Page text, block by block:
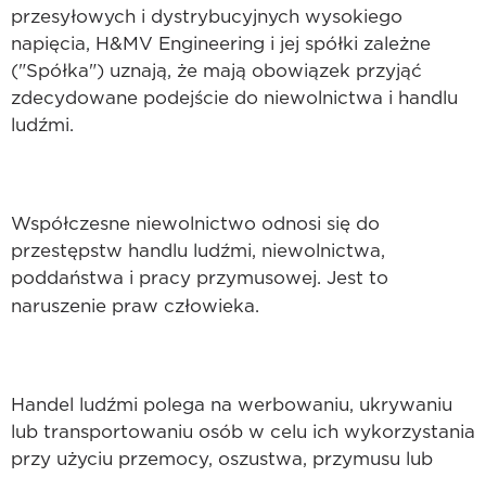
przesyłowych i dystrybucyjnych wysokiego
napięcia, H&MV Engineering i jej spółki zależne
("Spółka") uznają, że mają obowiązek przyjąć
zdecydowane podejście do niewolnictwa i handlu
ludźmi.
Współczesne niewolnictwo odnosi się do
przestępstw handlu ludźmi, niewolnictwa,
poddaństwa i pracy przymusowej. Jest to
naruszenie praw człowieka.
Handel ludźmi polega na werbowaniu, ukrywaniu
lub transportowaniu osób w celu ich wykorzystania
przy użyciu przemocy, oszustwa, przymusu lub